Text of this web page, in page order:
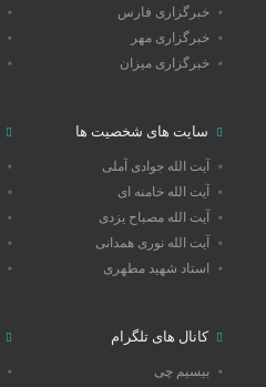
خبرگزاری فارس
خبرگزاری مهر
خبرگزاری میزان
سایت های شخصیت ها
آیت الله جوادی آملی
آیت الله خامنه ای
آیت الله مصباح یزدی
آیت الله نوری همدانی
استاد شهید مطهری
کانال های تلگرام
بیسیم چی